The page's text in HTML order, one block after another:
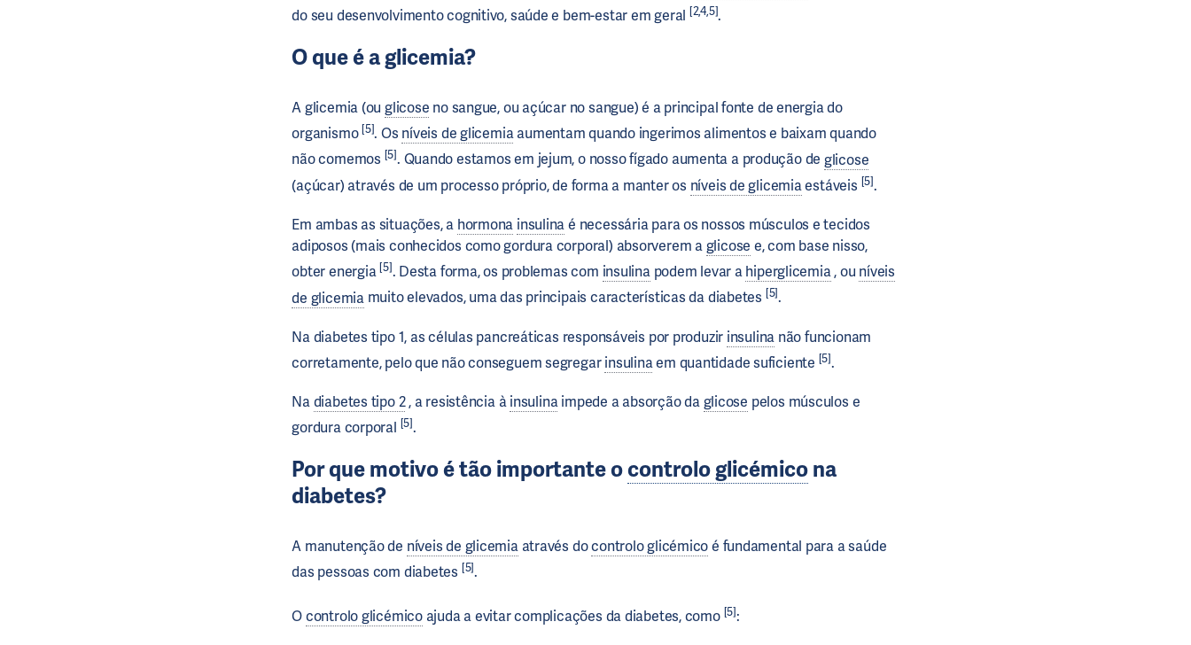
do seu desenvolvimento cognitivo, saúde e bem-estar em geral [2,4,5].
O que é a glicemia?
A glicemia (ou glicose no sangue, ou açúcar no sangue) é a principal fonte de energia do
organismo[5]. Os níveis de glicemia aumentam quando ingerimos alimentos e baixam quando
não comemos [5]. Quando estamos em jejum, o nosso fígado aumenta a produção de glicose
(açúcar) através de um processo próprio, de forma a manter os níveis de glicemiaestáveis [5].
Em ambas as situações, a hormona insulinaé necessária para os nossos músculos e tecidos
adiposos (mais conhecidos como gordura corporal) absorverem aglicose e, com base nisso,
obter energia[5]. Desta forma, os problemas com insulina podem levar ahiperglicemia, ou níveis
de glicemia muito elevados, uma das principais características da diabetes [5].
Na diabetes tipo 1, as células pancreáticas responsáveis por produzir insulina não funcionam
corretamente, pelo que não conseguem segregarinsulinaem quantidade suficiente [5].
Nadiabetes tipo 2, a resistência àinsulina impede a absorção daglicose pelos músculos e
gordura corporal [5].
Por que motivo é tão importante ocontrolo glicémicona
diabetes?
A manutenção de níveis de glicemia através docontrolo glicémicoé fundamental para a saúde
das pessoas com diabetes [5].
Ocontrolo glicémico ajuda a evitar complicações da diabetes, como [5]: